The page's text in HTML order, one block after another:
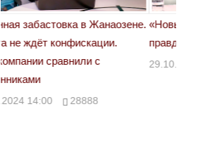
«Новый Казахстан не говорит всей
правды»
29.10.2024 09:00 39623